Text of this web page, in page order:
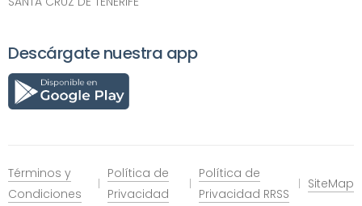
Descárgate nuestra app
Términos y
Condiciones
Política de
Privacidad
Política de
Privacidad RRSS
SiteMap